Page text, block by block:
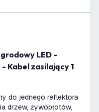
Kabel zasilający 1
do jednego reflektora
drzew, żywopłotów,